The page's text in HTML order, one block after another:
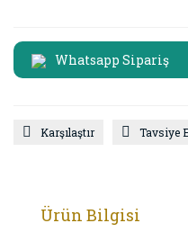
Whatsapp Sipariş
Karşılaştır Tavsiye
Ürün Bilgisi